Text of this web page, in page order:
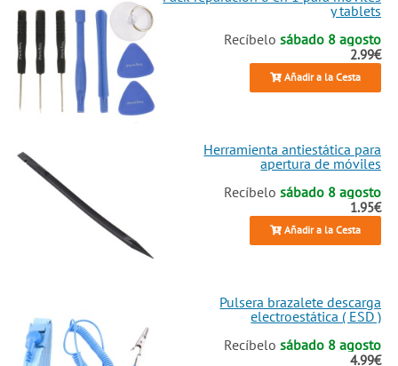
y tablets
Recíbelosábado 8 agosto
2.99€
Añadir a la Cesta
Herramienta antiestática para
apertura de móviles
Recíbelosábado 8 agosto
1.95€
Añadir a la Cesta
Pulsera brazalete descarga
electroestática ( ESD )
Recíbelosábado 8 agosto
4.99€